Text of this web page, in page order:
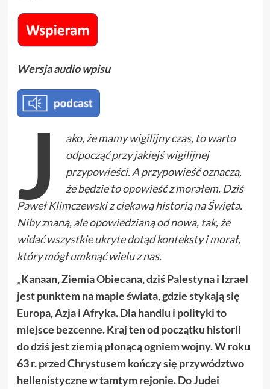
Wersja audio wpisu
J
ako, że mamy wigilijny czas, to warto
odpocząć przy jakiejś wigilijnej
przypowieści. A przypowieść oznacza,
że będzie to opowieść z morałem. Dziś
Paweł Klimczewskiz ciekawą historią na Święta.
Niby znaną, ale opowiedzianą od nowa, tak, że
widać wszystkie ukryte dotąd konteksty i morał,
który mógł umknąć wielu z nas.
„Kanaan, Ziemia Obiecana, dziś Palestyna i Izrael
jest punktem na mapie świata, gdzie stykają się
Europa, Azja i Afryka. Dla handlu i polityki to
miejsce bezcenne. Kraj ten od początku historii
do dziś jest ziemią płonącą ogniem wojny. W roku
63 r. przed Chrystusem kończy się przywództwo
hellenistyczne w tamtym rejonie. Do Judei